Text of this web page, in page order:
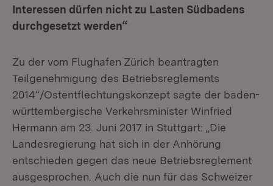
Interessen dürfen nicht zu Lasten Südbadens
durchgesetzt werden“
Zu der vom Flughafen Zürich beantragten
Teilgenehmigung des Betriebsreglements
2014“/Ostentflechtungskonzept sagte der baden-
württembergische Verkehrsminister Winfried
Hermann am 23. Juni 2017 in Stuttgart: „Die
Landesregierung hat sich in der Anhörung
entschieden gegen das neue Betriebsreglement
ausgesprochen. Auch die nun für das Schweizer